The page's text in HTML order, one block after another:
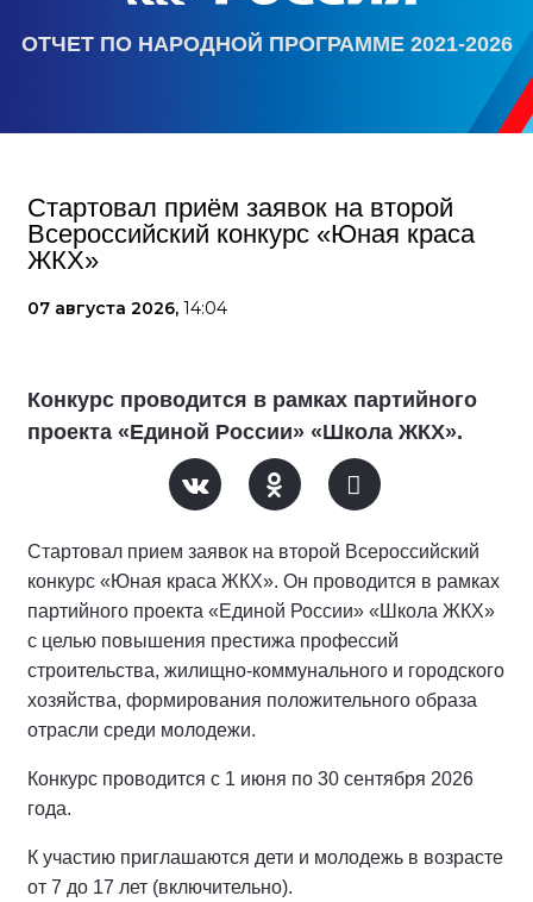
ОТЧЕТ ПО НАРОДНОЙ ПРОГРАММЕ 2021-2026
Стартовал приём заявок на второй
Всероссийский конкурс «Юная краса
ЖКХ»
07 августа 2026, 14:04
Конкурс проводится в рамках партийного
проекта «Единой России» «Школа ЖКХ».
Стартовал прием заявок на второй Всероссийский
конкурс «Юная краса ЖКХ». Он проводится в рамках
партийного проекта «Единой России» «Школа ЖКХ»
с целью повышения престижа профессий
строительства, жилищно-коммунального и городского
хозяйства, формирования положительного образа
отрасли среди молодежи.
Конкурс проводится с 1 июня по 30 сентября 2026
года.
К участию приглашаются дети и молодежь в возрасте
от 7 до 17 лет (включительно).